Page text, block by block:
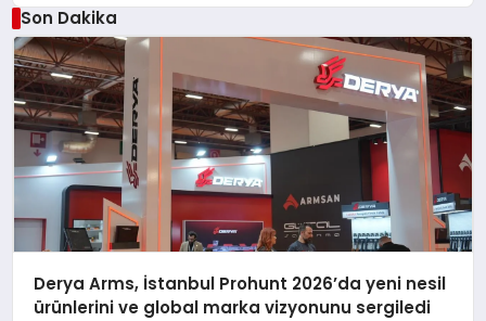
Son Dakika
Derya Arms, İstanbul Prohunt 2026’da yeni nesil
ürünlerini ve global marka vizyonunu sergiledi